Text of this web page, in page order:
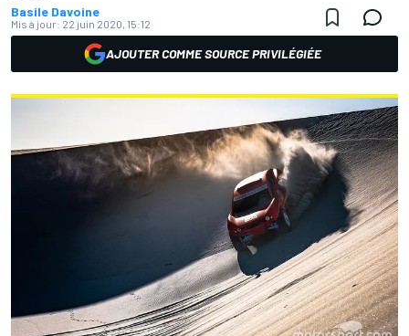
Basile Davoine
Mis à jour: 22 juin 2020, 15:12
AJOUTER COMME SOURCE PRIVILÉGIÉE